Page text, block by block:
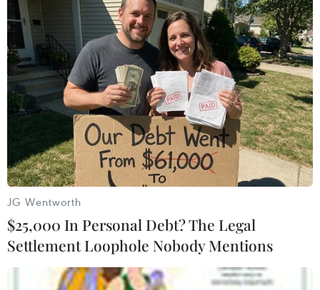
#Champions League
#Paris Saint-Germain
#Barcelona
#Zlatan Ibrahimovic
#Manchester City
#Chelsea
Theo dõi VietnamPlus
JG Wentworth
$25,000 In Personal Debt? The Legal
Settlement Loophole Nobody Mentions